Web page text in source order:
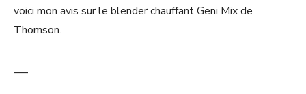
voici mon avis sur le blender chauffant Geni Mix de
Thomson.
—-